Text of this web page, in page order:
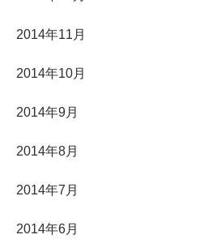
2014年11月
2014年10月
2014年9月
2014年8月
2014年7月
2014年6月